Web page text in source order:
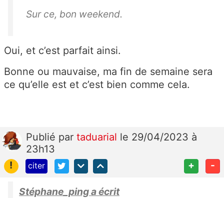
Sur ce, bon weekend.
Oui, et c’est parfait ainsi.
Bonne ou mauvaise, ma fin de semaine sera
ce qu’elle est et c’est bien comme cela.
Publié par taduarial le 29/04/2023 à
23h13
!
citer + -
Stéphane_ping a écrit